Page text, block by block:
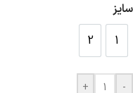
سایز
11
2
2
-
+